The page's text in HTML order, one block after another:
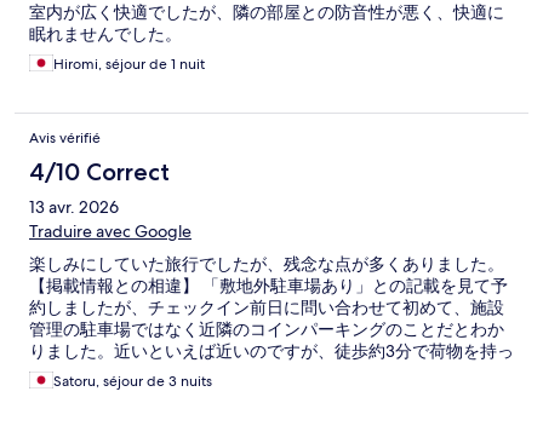
室内が広く快適でしたが、隣の部屋との防音性が悪く、快適に
眠れませんでした。
Hiromi, séjour de 1 nuit
Avis vérifié
4/10 Correct
13 avr. 2026
Traduire avec Google
楽しみにしていた旅行でしたが、残念な点が多くありました。
【掲載情報との相違】 「敷地外駐車場あり」との記載を見て予
約しましたが、チェックイン前日に問い合わせて初めて、施設
管理の駐車場ではなく近隣のコインパーキングのことだとわか
りました。近いといえば近いのですが、徒歩約3分で荷物を持っ
ての移動は不便でした。天気が良かったのでまだよかったもの
の、雨の日だったら最悪だったと思います。問い合わせなけれ
Satoru, séjour de 3 nuits